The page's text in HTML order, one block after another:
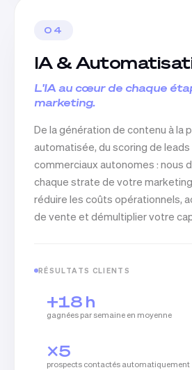
04
IA &
L'IA au cœur de chaque
marketing.
De la génération de contenu à la
automatisée, du scoring de leads
commerciaux autonomes : nous
chaque strate de votre
réduire les coûts opérationnels,
de vente et démultiplier votre
RÉSULTATS CLIENTS
+18 h
gagnées par semaine en moyenne
×5
prospects contactés automatiquement